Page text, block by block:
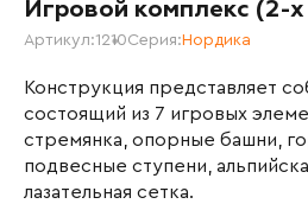
Игровой комплекс (2-
Артикул:1210Серия: Нордика
Конструкция представляет
состоящий из 7 игровых
стремянка, опорные башни,
подвесные ступени,
лазательная сетка.